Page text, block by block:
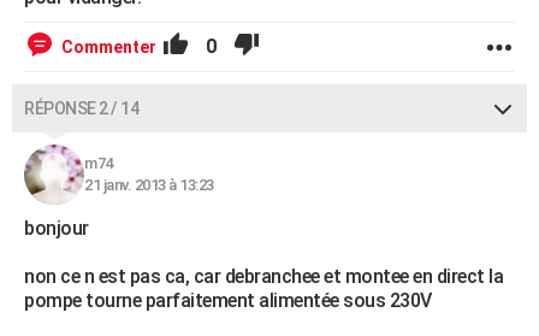
Commenter 0
RÉPONSE 2 / 14
m74
21 janv. 2013 à 13:23
bonjour
non ce n est pas ca, car debranchee et montee en direct la
pompe tourne parfaitement alimentée sous 230V